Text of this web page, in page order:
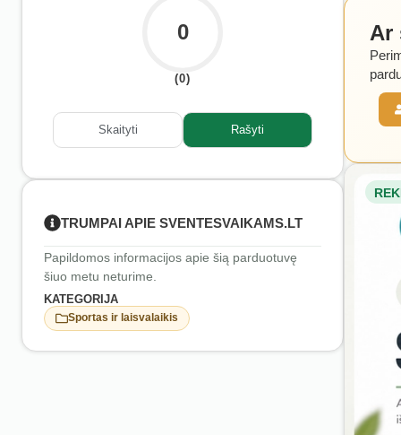
0
(0)
Skaityti Rašyti
TRUMPAI APIE SVENTESVAIKAMS.LT
Papildomos informacijos apie šią parduotuvę
šiuo metu neturime.
KATEGORIJA
Sportas ir laisvalaikis
Ar